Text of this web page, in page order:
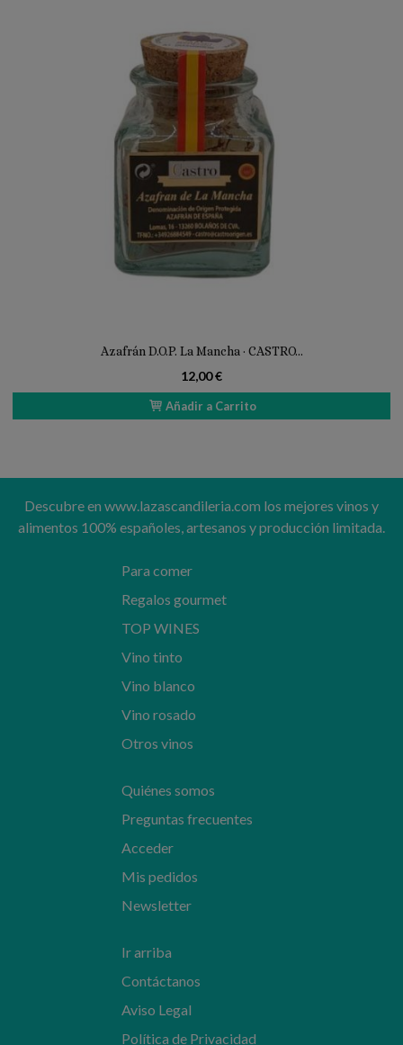
Azafrán D.O.P. La Mancha · CASTRO...
12,00 €
Añadir a Carrito
Descubre en www.lazascandileria.com los mejores vinos y
alimentos 100% españoles, artesanos y producción limitada.
Para comer
Regalos gourmet
TOP WINES
Vino tinto
Vino blanco
Vino rosado
Otros vinos
Quiénes somos
Preguntas frecuentes
Acceder
Mis pedidos
Newsletter
Ir arriba
Contáctanos
Aviso Legal
Política de Privacidad